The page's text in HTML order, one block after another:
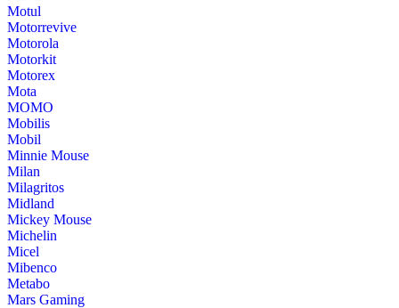
Motul
Motorrevive
Motorola
Motorkit
Motorex
Mota
MOMO
Mobilis
Mobil
Minnie Mouse
Milan
Milagritos
Midland
Mickey Mouse
Michelin
Micel
Mibenco
Metabo
Mars Gaming